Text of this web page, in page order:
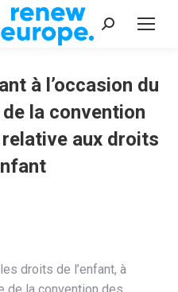
Recherche
à l’occasion du
la convention
aux droits
droits de l’enfant, à